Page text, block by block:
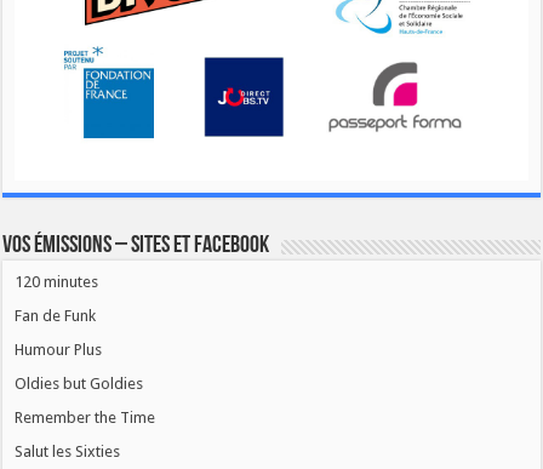
Vos émissions – Sites et Facebook
120 minutes
Fan de Funk
Humour Plus
Oldies but Goldies
Remember the Time
Salut les Sixties